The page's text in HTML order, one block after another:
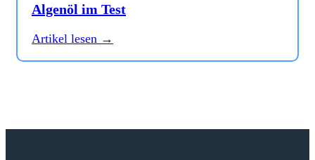
Algenöl im Test
Artikel lesen →